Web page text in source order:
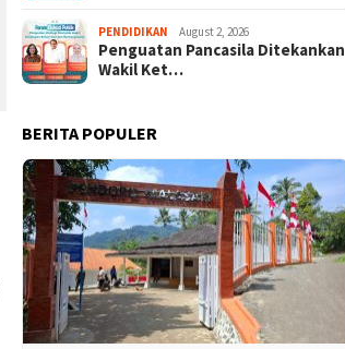
PENDIDIKAN August 2, 2026
Penguatan Pancasila Ditekankan
Wakil Ket…
BERITA POPULER